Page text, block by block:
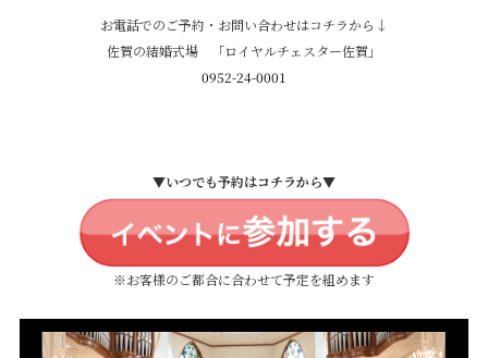
お電話でのご予約・お問い合わせはコチラから↓
佐賀の結婚式場 「ロイヤルチェスター佐賀」
0952-24-0001
▼いつでも予約はコチラから▼
※お客様のご都合に合わせて予定を組めます